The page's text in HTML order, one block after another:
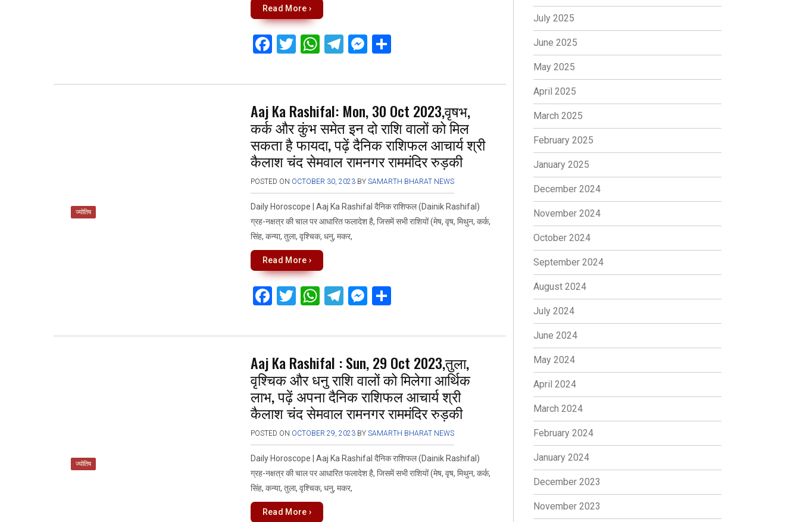
Read More ›
F
ce
b
o
o
k
T
tt
er
W
at
s
A
p
p
T
e
gr
a
m
M
se
n
g
er
S
ar
e
ज्योतिष
Aaj Ka Rashifal: Mon, 30 Oct 2023,वृषभ,
कर्क और कुंभ समेत इन दो राशि वालों को मिल
सकता है फायदा, पढ़ें दैनिक राशिफल आचार्य श्री
कैलाश चंद सेमवाल रामनगर राममंदिर रुड़की
POSTED ON OCTOBER 30, 2023BY SAMARTH BHARAT NEWS
Daily Horoscope | Aaj Ka Rashifal दैनिक राशिफल (Dainik Rashifal)
ग्रह-नक्षत्र की चाल पर आधारित फलादेश है, जिसमें सभी राशियों (मेष, वृष, मिथुन, कर्क,
सिंह, कन्या, तुला, वृश्चिक, धनु, मकर,
Read More ›
F
ce
b
o
o
k
T
tt
er
W
at
s
A
p
p
T
e
gr
a
m
M
se
n
g
er
S
ar
e
ज्योतिष
Aaj Ka Rashifal : Sun, 29 Oct 2023,तुला,
वृश्चिक और धनु राशि वालों को मिलेगा आर्थिक
लाभ, पढ़ें अपना दैनिक राशिफल आचार्य श्री
कैलाश चंद सेमवाल रामनगर राममंदिर रुड़की
POSTED ON OCTOBER 29, 2023BY SAMARTH BHARAT NEWS
Daily Horoscope | Aaj Ka Rashifal दैनिक राशिफल (Dainik Rashifal)
ग्रह-नक्षत्र की चाल पर आधारित फलादेश है, जिसमें सभी राशियों (मेष, वृष, मिथुन, कर्क,
सिंह, कन्या, तुला, वृश्चिक, धनु, मकर,
Read More ›
July 2025
June 2025
May 2025
April 2025
March 2025
February 2025
January 2025
December 2024
November 2024
October 2024
September 2024
August 2024
July 2024
June 2024
May 2024
April 2024
March 2024
February 2024
January 2024
December 2023
November 2023